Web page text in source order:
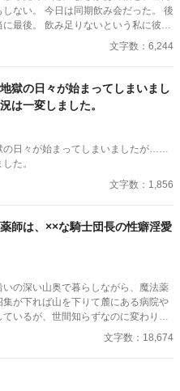
会だった。 後
という私に彼は
のわたしは、彼が好きだったんだと
れなかった。 でも、あれから変わっ
文字数：6,244
獄の日々が始まってしまいまし
一変しました。
の日々が始まってしまいましたが……
た。
文字数：1,856
師は、××な騎士団長の性癖淫愛
の深い山奥で暮らしながら、魔法薬
が下れば山を下りて麓にある病院や
いるが、世間知らずなのに変わりは
れている男性を発見。彼はなんと騎士
を持つ人物だった。 当然女嫌いの噂
文字数：18,674